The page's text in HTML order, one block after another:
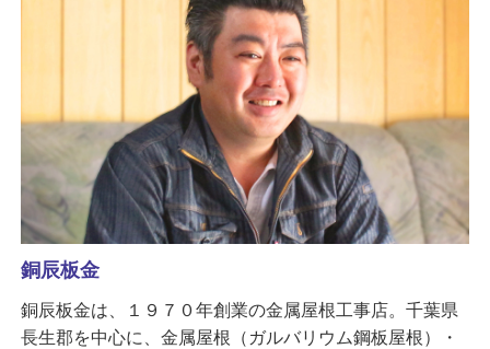
銅辰板金
銅辰板金は、１９７０年創業の金属屋根工事店。千葉県
長生郡を中心に、金属屋根（ガルバリウム鋼板屋根）・